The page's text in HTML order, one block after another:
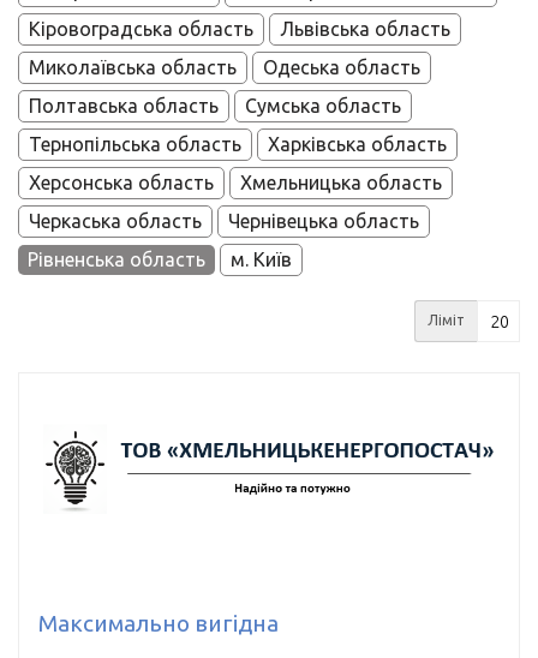
Кіровоградська область
Львівська область
Миколаївська область
Одеська область
Полтавська область
Сумська область
Тернопільська область
Харківська область
Херсонська область
Хмельницька область
Черкаська область
Чернівецька область
Рівненська область
м. Київ
Ліміт
Максимально вигідна